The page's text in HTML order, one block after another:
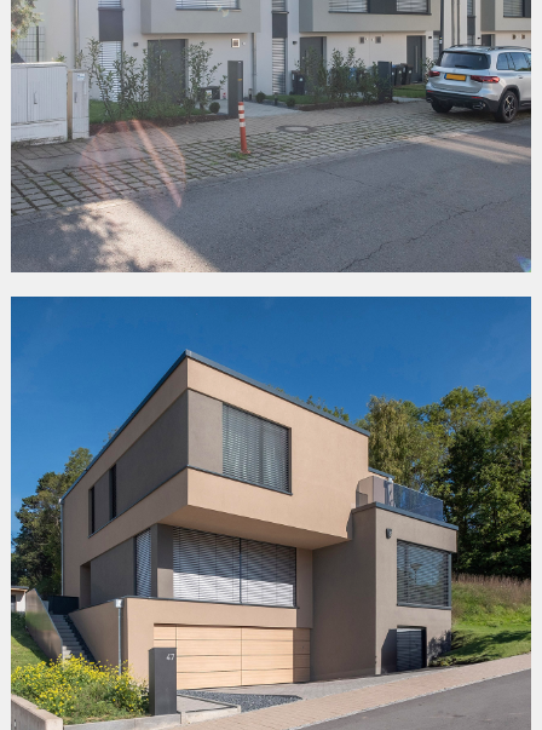
Warken/Ettelbruck
«HINTER DEM DORF»
Warken/Ettelbruck